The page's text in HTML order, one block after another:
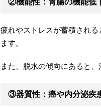
②機能性：胃腸の機能低
疲れやストレスが蓄積され
ます。
また、脱水の傾向にあると
③器質性：癌や内分泌疾